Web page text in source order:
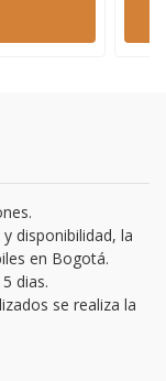
disponibilidad, la
en Bogotá.
dias.
se realiza la